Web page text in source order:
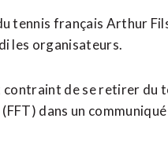
tennis français Arthur
les organisateurs.
contraint de se retirer du
dans un